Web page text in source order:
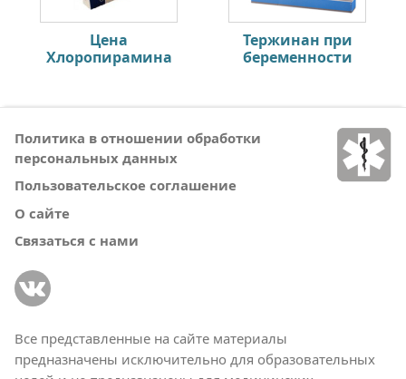
Цена
Хлоропирамина
Тержинан при
беременности
Политика в отношении обработки
персональных данных
Пользовательское соглашение
О сайте
Связаться с нами
Все представленные на сайте материалы
предназначены исключительно для образовательных